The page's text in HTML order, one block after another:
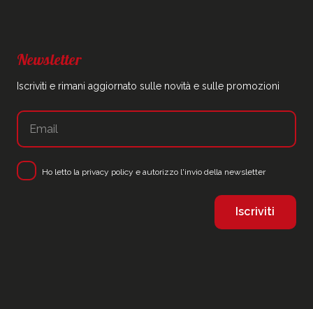
Newsletter
Iscriviti e rimani aggiornato sulle novità e sulle promozioni
Ho letto la privacy policy e autorizzo l'invio della newsletter